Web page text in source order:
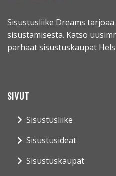
Sisustusliike Dreams
sisustamisesta. Katso
parhaat sisustuskaupat
SIVUT
Sisustusliike
Sisustusideat
Sisustuskaupat